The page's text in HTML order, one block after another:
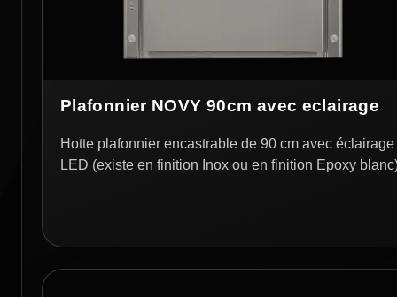
Plafonnier NOVY 90cm avec eclairage
Hotte plafonnier encastrable de 90 cm avec éclairage
LED (existe en finition Inox ou en finition Epoxy